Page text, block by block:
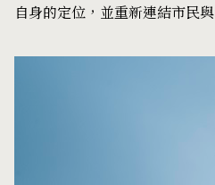
自身的定位，並重新連結市民